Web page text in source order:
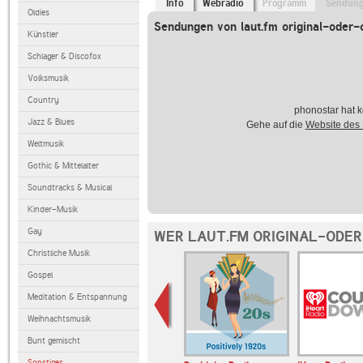
Oldies
Künstler
Schlager & Discofox
Volksmusik
Country
Jazz & Blues
Weltmusik
Gothic & Mittelalter
Soundtracks & Musical
Kinder-Musik
Gay
Christliche Musik
Gospel
Meditation & Entspannung
Weihnachtsmusik
Bunt gemischt
Info Webradio Programm
Sendungen von laut.fm original-oder-
phonostar hat
Gehe auf die Website des
WER LAUT.FM ORIGINAL-